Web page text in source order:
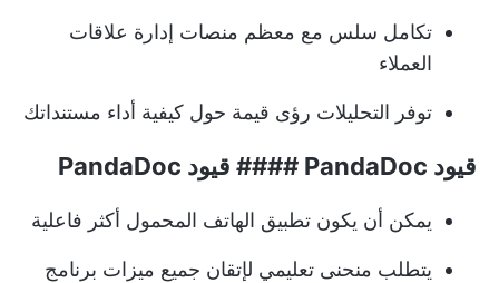
تكامل سلس مع معظم منصات إدارة علاقات
العملاء
توفر التحليلات رؤى قيمة حول كيفية أداء مستنداتك
قيود PandaDoc #### قيود PandaDoc
يمكن أن يكون تطبيق الهاتف المحمول أكثر فاعلية
يتطلب منحنى تعليمي لإتقان جميع ميزات برنامج